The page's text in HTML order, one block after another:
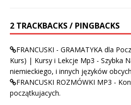
2 TRACKBACKS / PINGBACKS
FRANCUSKI - GRAMATYKA dla
Kurs) | Kursy i Lekcje Mp3 - Szybka
niemieckiego, i innych języków
FRANCUSKI ROZMÓWKI MP3 -
początkujacych.